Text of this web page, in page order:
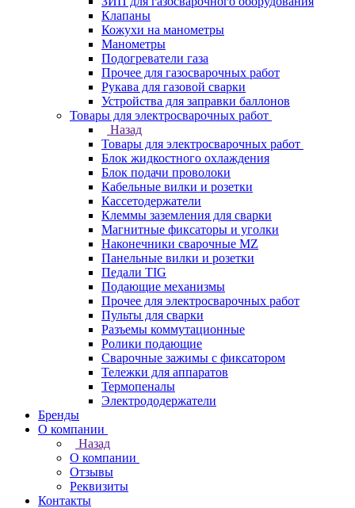
Клапаны
Кожухи на манометры
Манометры
Подогреватели газа
Прочее для газосварочных работ
Рукава для газовой сварки
Устройства для заправки баллонов
Товары для электросварочных работ
Назад
Товары для электросварочных работ
Блок жидкостного охлаждения
Блок подачи проволоки
Кабельные вилки и розетки
Кассетодержатели
Клеммы заземления для сварки
Магнитные фиксаторы и уголки
Наконечники сварочные MZ
Панельные вилки и розетки
Педали TIG
Подающие механизмы
Прочее для электросварочных работ
Пульты для сварки
Разъемы коммутационные
Ролики подающие
Сварочные зажимы с фиксатором
Тележки для аппаратов
Термопеналы
Электрододержатели
Бренды
О компании
Назад
О компании
Отзывы
Реквизиты
Контакты